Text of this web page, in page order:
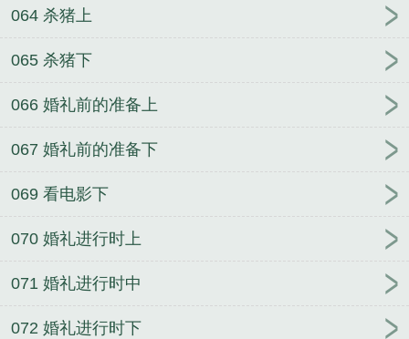
064 杀猪上
065 杀猪下
066 婚礼前的准备上
067 婚礼前的准备下
069 看电影下
070 婚礼进行时上
071 婚礼进行时中
072 婚礼进行时下